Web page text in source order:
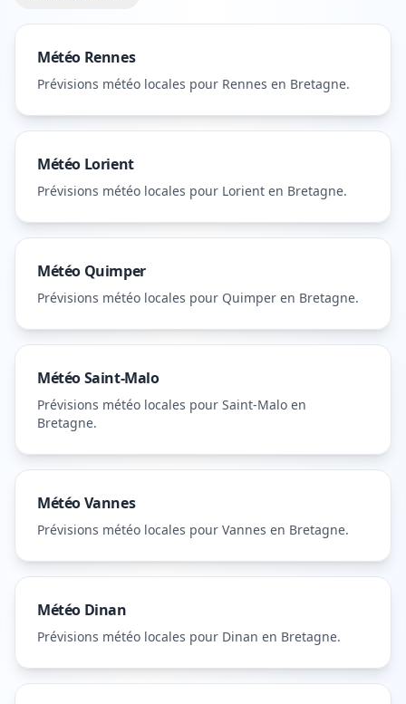
Météo Rennes
Prévisions météo locales pour Rennes en Bretagne.
Météo Lorient
Prévisions météo locales pour Lorient en Bretagne.
Météo Quimper
Prévisions météo locales pour Quimper en Bretagne.
MétéoSaint-Malo
Prévisions météo locales pour Saint-Malo en
Bretagne.
MétéoVannes
Prévisions météo locales pour Vannes en Bretagne.
Météo Dinan
Prévisions météo locales pour Dinan en Bretagne.